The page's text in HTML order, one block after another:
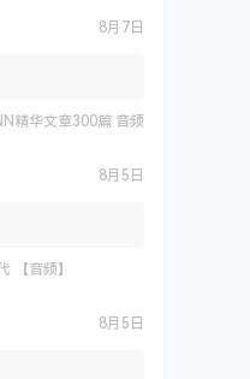
8月7日
精华文章300篇 音频
8月5日
【音频】
8月5日